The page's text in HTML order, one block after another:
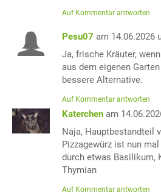
Auf Kommentar antworten
Pesu07 am 14.06.2026
Ja, frische Kräuter,
aus dem eigenen
bessere Alternative.
Auf Kommentar antworten
Katerchen am
Naja, Hauptbestandteil
Pizzagewürz ist nun
durch etwas Basilikum,
Thymian
Auf Kommentar antworten